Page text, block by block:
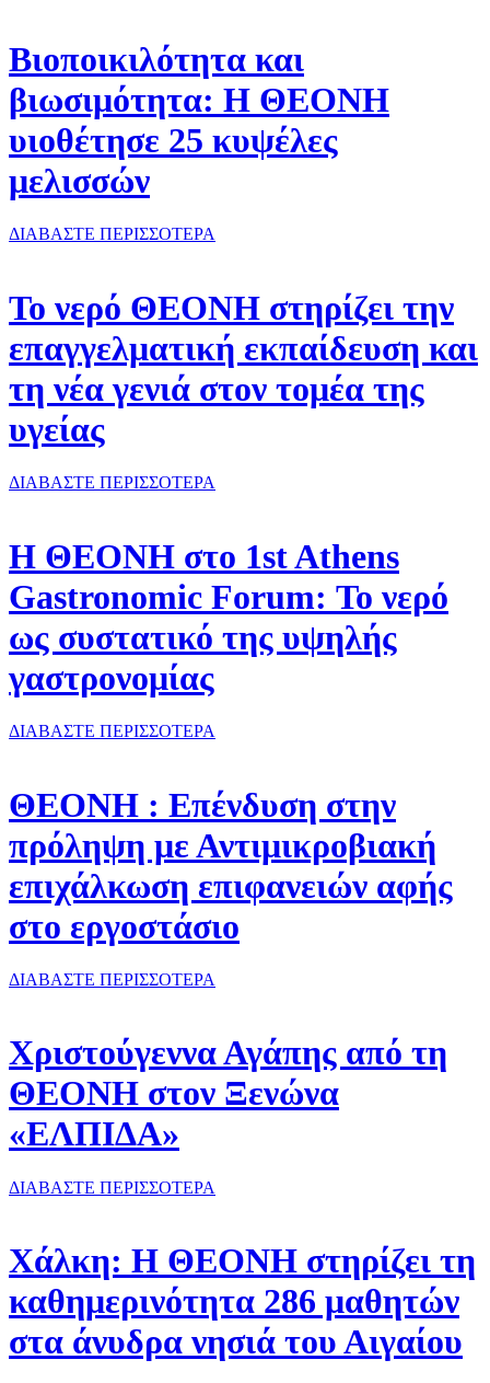
Βιοποικιλότητα και
βιωσιμότητα: Η ΘΕΟΝΗ
υιοθέτησε 25 κυψέλες
μελισσών
ΔΙΑΒΑΣΤΕ ΠΕΡΙΣΣΟΤΕΡΑ
Το νερό ΘΕΟΝΗ στηρίζει την
επαγγελματική εκπαίδευση και
τη νέα γενιά στον τομέα της
υγείας
ΔΙΑΒΑΣΤΕ ΠΕΡΙΣΣΟΤΕΡΑ
Η ΘΕΟΝΗ στο 1st Athens
Gastronomic Forum: Το νερό
ως συστατικό της υψηλής
γαστρονομίας
ΔΙΑΒΑΣΤΕ ΠΕΡΙΣΣΟΤΕΡΑ
ΘΕΟΝΗ : Επένδυση στην
πρόληψη με Αντιμικροβιακή
επιχάλκωση επιφανειών αφής
στο εργοστάσιο
ΔΙΑΒΑΣΤΕ ΠΕΡΙΣΣΟΤΕΡΑ
Χριστούγεννα Αγάπης από τη
ΘΕΟΝΗ στον Ξενώνα
«ΕΛΠΙΔΑ»
ΔΙΑΒΑΣΤΕ ΠΕΡΙΣΣΟΤΕΡΑ
Χάλκη: Η ΘΕΟΝΗ στηρίζει τη
καθημερινότητα 286 μαθητών
στα άνυδρα νησιά του Αιγαίου